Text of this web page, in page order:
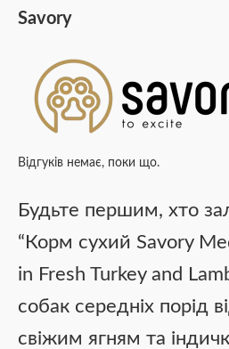
Savory
Відгуків немає, поки що.
Будьте першим, хто
“Корм сухий Savory
in Fresh Turkey and
собак середніх порід
свіжим ягням та